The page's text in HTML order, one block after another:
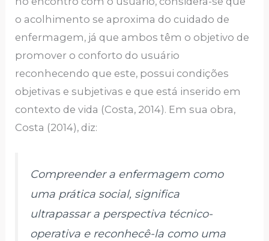
o acolhimento se aproxima do cuidado de
enfermagem, já que ambos têm o objetivo de
promover o conforto do usuário
reconhecendo que este, possui condições
objetivas e subjetivas e que está inserido em
contexto de vida (Costa, 2014). Em sua obra,
Costa (2014), diz:
Compreender a enfermagem como
uma prática social, significa
ultrapassar a perspectiva técnico-
operativa e reconhecê-la como uma